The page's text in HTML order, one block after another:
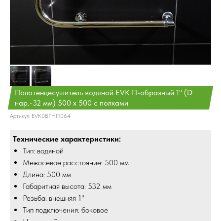
Полотенцесушитель водяной EVK П-образный 1" (D
нар.-32 мм) 500 х 500 с полками
Артикул: EVK0ВГНП064
Технические характеристики:
Тип: водяной
Межосевое расстояние: 500 мм
Длина: 500 мм
Габаритная высота: 532 мм
Резьба: внешняя 1"
Тип подключения: боковое